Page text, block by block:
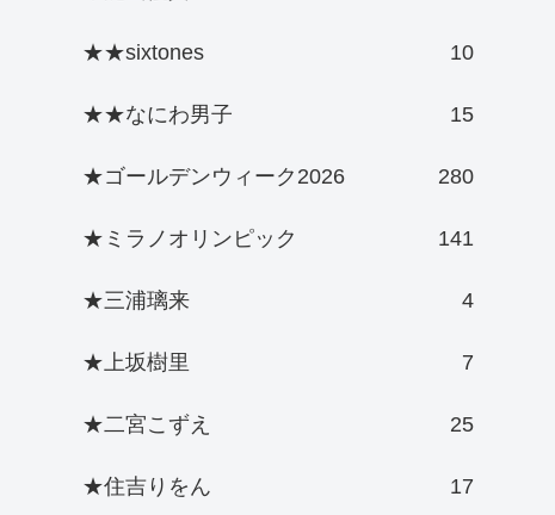
★★sixtones 10
★★なにわ男子 15
★ゴールデンウィーク2026 280
★ミラノオリンピック 141
★三浦璃来 4
★上坂樹里 7
★二宮こずえ 25
★住吉りをん 17